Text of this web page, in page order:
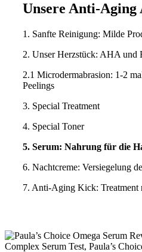
Unsere Anti-Aging
1. Sanfte Reinigung: Milde
2. Unser Herzstück: AHA und
2.1 Microdermabrasion: 1-2
Peelings
3. Special Treatment
4. Special Toner
5. Serum: Nahrung für die
6. Nachtcreme: Versiegelung
7. Anti-Aging Kick: